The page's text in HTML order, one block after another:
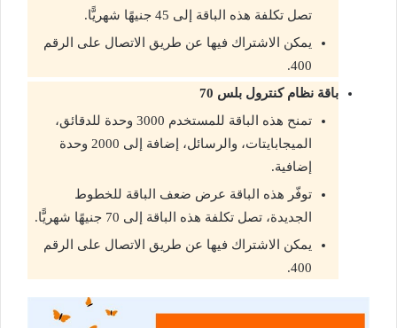
تصل تكلفة هذه الباقة إلى 45 جنيهًا شهريًّا.
يمكن الاشتراك فيها عن طريق الاتصال على الرقم
400.
باقة نظام كنترول بلس 70
تمنح هذه الباقة للمستخدم 3000 وحدة للدقائق،
الميجابايتات، والرسائل، إضافة إلى 2000 وحدة
إضافية.
توفّر هذه الباقة عرض ضعف الباقة للخطوط
الجديدة، تصل تكلفة هذه الباقة إلى 70 جنيهًا شهريًّا.
يمكن الاشتراك فيها عن طريق الاتصال على الرقم
400.